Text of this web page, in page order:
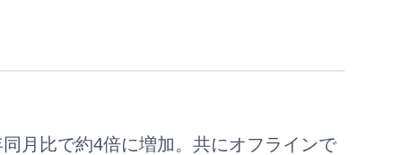
月比で約4倍に増加。共にオフラインで